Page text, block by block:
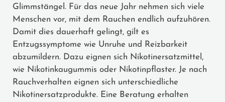
Glimmstängel. Für das neue Jahr nehmen sich viele
Menschen vor, mit dem Rauchen endlich aufzuhören.
Damit dies dauerhaft gelingt, gilt es
Entzugssymptome wie Unruhe und Reizbarkeit
abzumildern. Dazu eignen sich Nikotinersatzmittel,
wie Nikotinkaugummis oder Nikotinpflaster. Je nach
Rauchverhalten eignen sich unterschiedliche
Nikotinersatzprodukte. Eine Beratung erhalten